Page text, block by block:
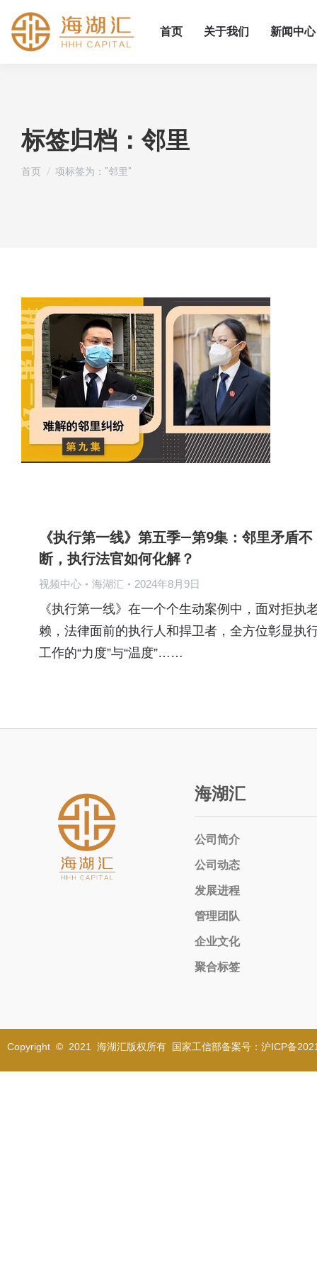
首页 关于我们 新闻中心
标签归档：邻里
您在这里：
首页 项标签为："邻里"
《执行第一线》第五季—第9集：邻里矛盾不
断，执行法官如何化解？
视频中心 海湖汇 2024年8月9日
《执行第一线》在一个个生动案例中，面对拒执
赖，法律面前的执行人和捍卫者，全方位彰显执
工作的“力度”与“温度”……
海湖汇
公司简介
公司动态
发展进程
管理团队
企业文化
聚合标签
Copyright © 2021 海湖汇版权所有 国家工信部备案号：沪ICP备